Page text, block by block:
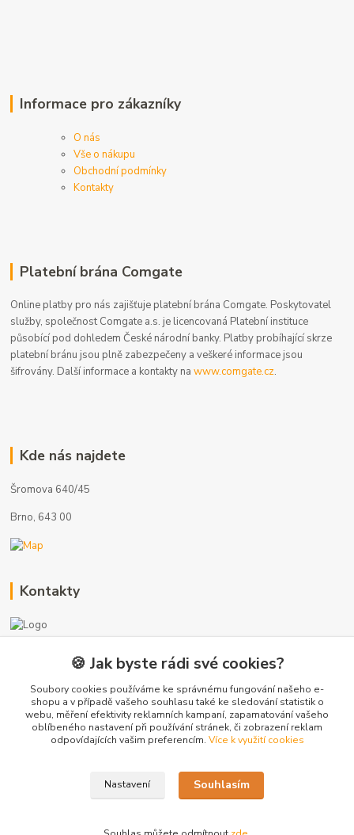
Informace pro zákazníky
O nás
Vše o nákupu
Obchodní podmínky
Kontakty
Platební brána Comgate
Online platby pro nás zajišťuje platební brána Comgate. Poskytovatel
služby, společnost Comgate a.s. je licencovaná Platební instituce
působící pod dohledem České národní banky. Platby probíhající skrze
platební bránu jsou plně zabezpečeny a veškeré informace jsou
šifrovány. Další informace a kontakty nawww.comgate.cz.
Kde nás najdete
Šromova 640/45
Brno, 643 00
Kontakty
+420 775 872 753
info@radiatory-skladem.cz
Copyright 2020-2025 © Sanitrade s.r.o. Všechna práva vyhrazena.
🍪 Jak byste rádi své cookies?
Soubory cookies používáme ke správnému fungování našeho e-
shopu a v případě vašeho souhlasu také ke sledování statistik o
webu, měření efektivity reklamních kampaní, zapamatování vašeho
oblíbeného nastavení při používání stránek, či zobrazení reklam
odpovídajících vašim preferencím. Více k využití cookies
Nastavení Souhlasím